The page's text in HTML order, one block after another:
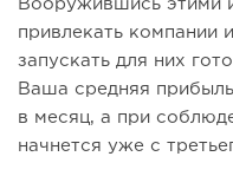
Вооружившись этими
привлекать компании
запускать для них
Ваша средняя
в месяц, а при
начнется уже с